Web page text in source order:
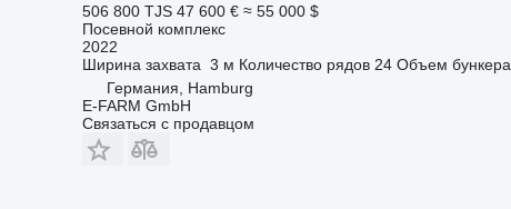
506 800 TJS 47 600 € ≈ 55 000 $
Посевной комплекс
2022
Ширина захвата 3 м Количество рядов 24 Объем бункера
Германия, Hamburg
E-FARM GmbH
Связаться с продавцом